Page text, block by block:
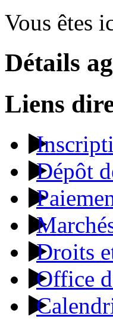
Vous êtes
Détails
Liens
Dépôt
Droits
Office